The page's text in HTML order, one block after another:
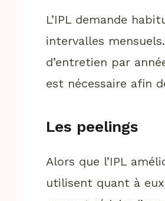
L’IPL demande
intervalles
d’entretien par
est nécessaire afin
Les peelings
Alors que l’IPL
utilisent quant à